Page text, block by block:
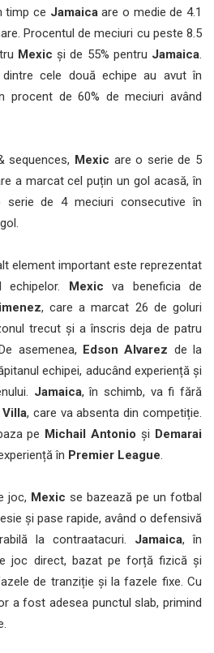
timp ce Jamaicaare o medie de 4.1
Procentul de meciuri cu peste 8.5
Mexic și de 55% pentru Jamaica.
dintre cele două echipe au avut în
procent de 60% de meciuri având
Mexic are o serie de 5
a marcat cel puțin un gol acasă, în
de 4 meciuri consecutive în
element important este reprezentat
echipelor.
Mexic va beneficia de
, care a marcat 26 de goluri
trecut și a înscris deja de patru
asemenea,
Edson Alvarez de la
echipei, aducând experiență și
Jamaica, în schimb, va fi fără
, care va absenta din competiție.
pe Michail Antonio și Demarai
în Premier League.
joc, Mexic se bazează pe un fotbal
și pase rapide, având o defensivă
la contraatacuri. Jamaica, în
joc direct, bazat pe forță fizică și
de tranziție și la fazele fixe. Cu
a fost adesea punctul slab, primind